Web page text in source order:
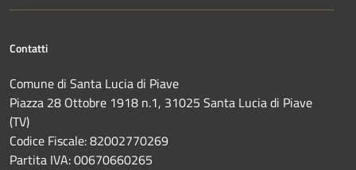
Contatti
Comune di Santa Lucia di Piave
Piazza 28 Ottobre 1918 n.1, 31025 Santa Lucia di Piave
(TV)
Codice Fiscale: 82002770269
Partita IVA: 00670660265